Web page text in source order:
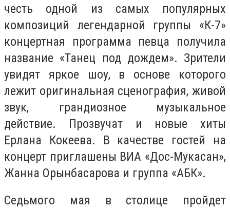
честь одной из самых популярных
композиций легендарной группы «К-7»
концертная программа певца получила
название «Танец под дождем». Зрители
увидят яркое шоу, в основе которого
лежит оригинальная сценография, живой
звук, грандиозное музыкальное
действие. Прозвучат и новые хиты
Ерлана Кокеева. В качестве гостей на
концерт приглашены ВИА «Дос-Мукасан»,
Жанна Орынбасарова и группа «АБК».
Седьмого мая в столице пройдет